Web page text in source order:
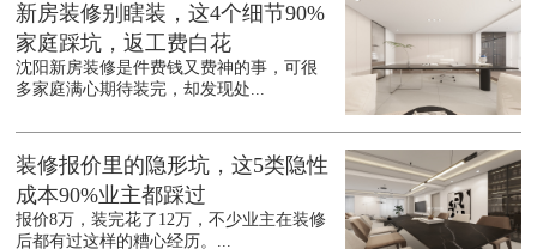
新房装修别瞎装，这4个细节90%
家庭踩坑，返工费白花
沈阳新房装修是件费钱又费神的事，可很
多家庭满心期待装完，却发现处...
装修报价里的隐形坑，这5类隐性
成本90%业主都踩过
报价8万，装完花了12万，不少业主在装修
后都有过这样的糟心经历。...